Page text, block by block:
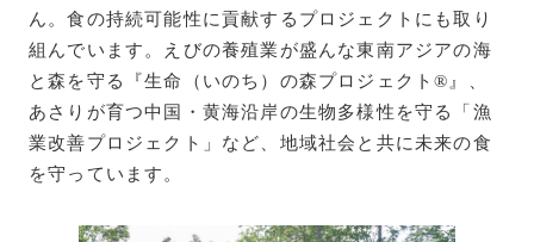
ん。食の持続可能性に貢献するプロジェクトにも取り
組んでいます。えびの養殖業が盛んな東南アジアの海
と森を守る『生命（いのち）の森プロジェクト®️』、
あさりが育つ中国・黄海沿岸の生物多様性を守る「漁
業改善プロジェクト」など、地域社会と共に未来の食
を守っています。